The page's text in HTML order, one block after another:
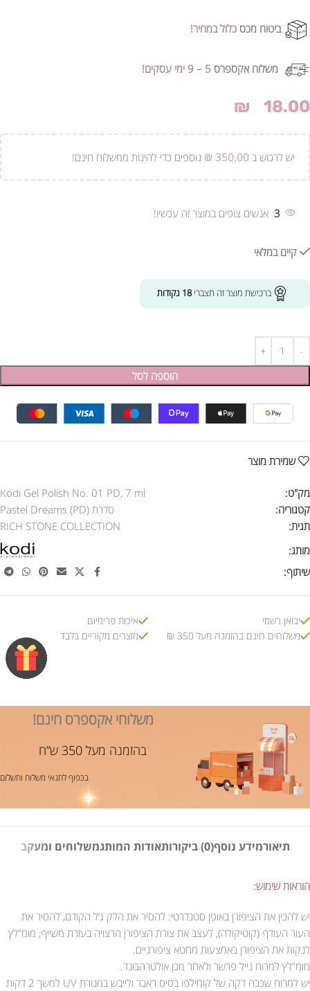
ביטוח מכס כלול במחיר!
משלוח אקספרס 5 – 9 ימי עסקים!
₪ 18.00
יש לרכוש ב ₪ 350.00 נוספים כדי להינות ממשלוח חינם!
3 אנשים צופים במוצר זה עכשיו!
קיים במלאי
ברכישת מוצר זה תצברי18 נקודות
הוספה לסל
שמירת מוצר
מק"ט:
Kodi Gel Polish No. 01 PD, 7 ml
קטגוריה:
סדרת Pastel Dreams (PD)
תגית:
RICH STONE COLLECTION
מותג:
שיתוף:
יבואן רשמי
משלוחים חינם בהזמנה מעל 350 ₪
איכות פרימיום
מוצרים מקוריים בלבד
משלוחי אקספרס חינם!
בהזמנה מעל 350 ש”ח
בכפוף לתנאי משלוח ותשלום
תיאורמידע נוסף(0) ביקורות אודות המותגמשלוחים ומעקב
הוראות שימוש:
יש להכין את הציפורן באופן סטנדרטי: להסיר את הלק ג’ל הקודם, להסיר את
העור העודף (קוטיקולה), לעצב את צורת הציפורן הרצויה בעזרת משייף, מומ”לץ
לנקות את הציפורן באמצעות מחטא ציפורניים.
מומ”לץ למרוח נייל פרשר ולאחר מכן אולטרהבונד.
יש למרוח שכבה דקה של קומילפו בסיס ראבר ולייבש במנורת UV למשך 2 דקות